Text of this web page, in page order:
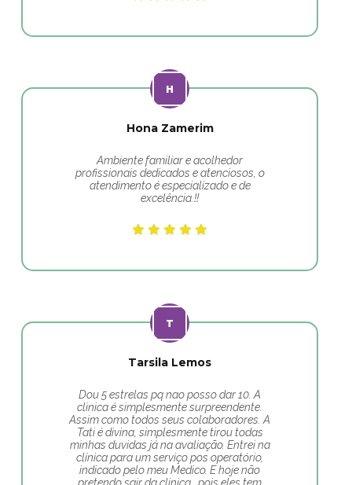
Hona Zamerim
Ambiente familiar e acolhedor
profissionais dedicados e atenciosos, o
atendimento é especializado e de
excelência.!!
Tarsila Lemos
Dou 5 estrelas pq nao posso dar 10. A
clinica é simplesmente surpreendente.
Assim como todos seus colaboradores. A
Tati é divina, simplesmente tirou todas
minhas duvidas já na avaliação. Entrei na
clínica para um serviço pos operatório,
indicado pelo meu Medico. E hoje não